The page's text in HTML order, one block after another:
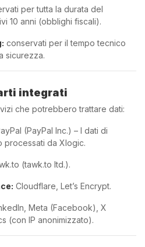
per tutta la durata del
10 anni (obblighi fiscali).
conservati per il tempo tecnico
sicurezza.
integrati
che potrebbero trattare dati:
(PayPal Inc.) – I dati di
processati da Xlogic.
(tawk.to ltd.).
Cloudflare, Let’s Encrypt.
Meta (Facebook), X
(con IP anonimizzato).